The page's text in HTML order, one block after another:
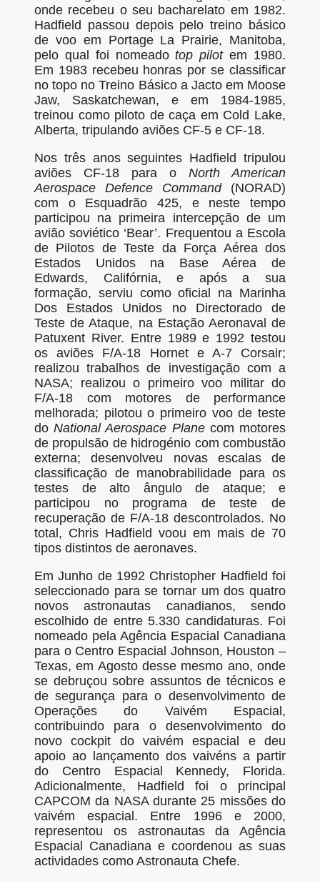
onde recebeu o seu bacharelato em 1982.
Hadfield passou depois pelo treino básico
de voo em Portage La Prairie, Manitoba,
pelo qual foi nomeadotop pilotem 1980.
Em 1983 recebeu honras por se classificar
no topo no Treino Básico a Jacto em Moose
Jaw, Saskatchewan, e em 1984-1985,
treinou como piloto de caça em Cold Lake,
Alberta, tripulando aviões CF-5 e CF-18.
Nos três anos seguintes Hadfield tripulou
aviões CF-18 para o North American
Aerospace Defence Command(NORAD)
com o Esquadrão 425, e neste tempo
participou na primeira intercepção de um
avião soviético ‘Bear’. Frequentou a Escola
de Pilotos de Teste da Força Aérea dos
Estados Unidos na Base Aérea de
Edwards, Califórnia, e após a sua
formação, serviu como oficial na Marinha
Dos Estados Unidos no Directorado de
Teste de Ataque, na Estação Aeronaval de
Patuxent River. Entre 1989 e 1992 testou
os aviões F/A-18 Hornet e A-7 Corsair;
realizou trabalhos de investigação com a
NASA; realizou o primeiro voo militar do
F/A-18 com motores de performance
melhorada; pilotou o primeiro voo de teste
doNational Aerospace Planecom motores
de propulsão de hidrogénio com combustão
externa; desenvolveu novas escalas de
classificação de manobrabilidade para os
testes de alto ângulo de ataque; e
participou no programa de teste de
recuperação de F/A-18 descontrolados. No
total, Chris Hadfield voou em mais de 70
tipos distintos de aeronaves.
Em Junho de 1992 Christopher Hadfield foi
seleccionado para se tornar um dos quatro
novos astronautas canadianos, sendo
escolhido de entre 5.330 candidaturas. Foi
nomeado pela Agência Espacial Canadiana
para o Centro Espacial Johnson, Houston –
Texas, em Agosto desse mesmo ano, onde
se debruçou sobre assuntos de técnicos e
de segurança para o desenvolvimento de
Operações do Vaivém Espacial,
contribuindo para o desenvolvimento do
novo cockpit do vaivém espacial e deu
apoio ao lançamento dos vaivéns a partir
do Centro Espacial Kennedy, Florida.
Adicionalmente, Hadfield foi o principal
CAPCOM da NASA durante 25 missões do
vaivém espacial. Entre 1996 e 2000,
representou os astronautas da Agência
Espacial Canadiana e coordenou as suas
actividades como Astronauta Chefe.